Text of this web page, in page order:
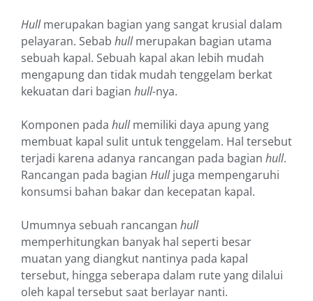
Hullmerupakan bagian yang sangat krusial dalam
pelayaran. Sebab hullmerupakan bagian utama
sebuah kapal. Sebuah kapal akan lebih mudah
mengapung dan tidak mudah tenggelam berkat
kekuatan dari bagian hull-nya.
Komponen pada hullmemiliki daya apung yang
membuat kapal sulit untuk tenggelam. Hal tersebut
terjadi karena adanya rancangan pada bagian hull.
Rancangan pada bagian Hulljuga mempengaruhi
konsumsi bahan bakar dan kecepatan kapal.
Umumnya sebuah rancangan hull
memperhitungkan banyak hal seperti besar
muatan yang diangkut nantinya pada kapal
tersebut, hingga seberapa dalam rute yang dilalui
oleh kapal tersebut saat berlayar nanti.